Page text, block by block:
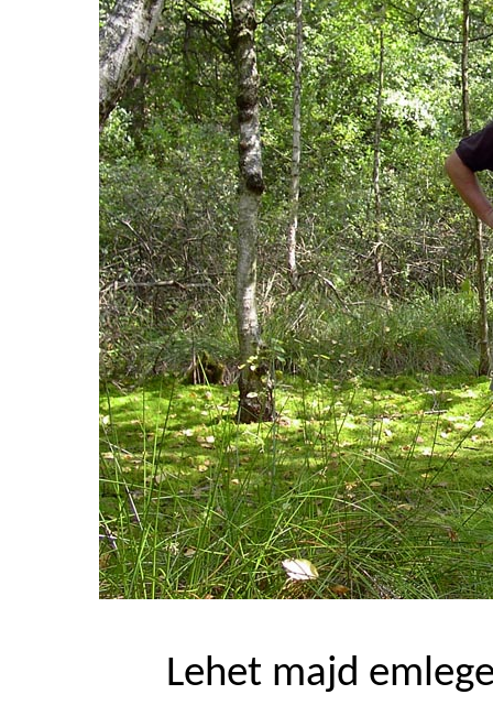
Lehet majd